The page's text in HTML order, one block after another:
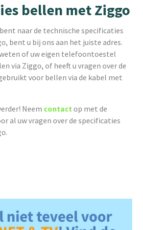
bellen met Ziggo
naar de technische specificaties
bent u bij ons aan het juiste adres.
of uw eigen telefoontoestel
via Ziggo, of heeft u vragen over de
voor bellen via de kabel met
Neem contact op met de
al uw vragen over de specificaties